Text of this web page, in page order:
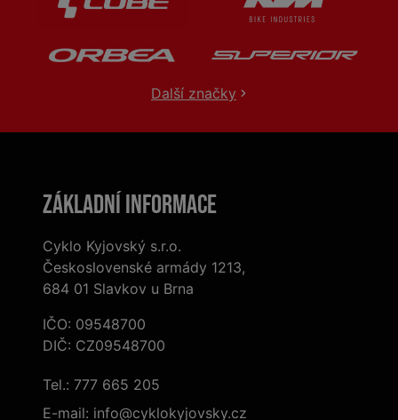
Další značky
Základní informace
Cyklo Kyjovský s.r.o.
Československé armády 1213,
684 01 Slavkov u Brna
IČO: 09548700
DIČ: CZ09548700
Tel.: 777 665 205
E-mail: info@cyklokyjovsky.cz